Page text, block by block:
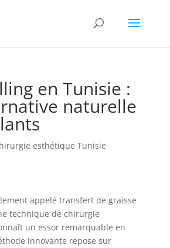
en Tunisie :
naturelle
esthétique Tunisie
appelé transfert de graisse
technique de chirurgie
un essor remarquable en
innovante repose sur